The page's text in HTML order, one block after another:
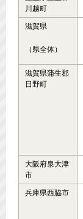
川越町
滋賀県
（県全体）
滋賀県蒲生郡
日野町
大阪府泉大津
市
兵庫県西脇市